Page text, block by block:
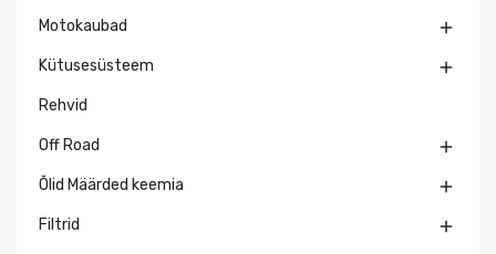
Motokaubad 
Kütusesüsteem 
Rehvid
Off Road 
Õlid Määrded keemia 
Filtrid 